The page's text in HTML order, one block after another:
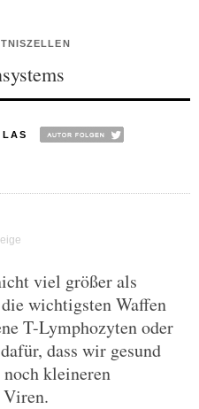
viel größer als
wichtigsten Waffen
T-Lymphozyten oder
dass wir gesund
kleineren
Viren.